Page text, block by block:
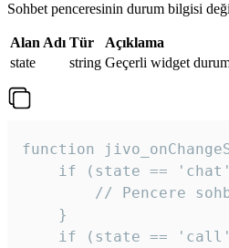
Sohbet penceresinin durum bilgisi
Alan Adı Tür
Açıklama
state
string Geçerli widget
function
if (state ==
// Pencere
    }
if (state ==